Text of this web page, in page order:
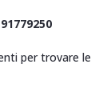
per trovare le